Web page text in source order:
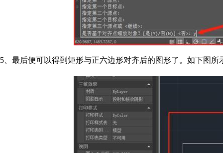
5、最后便可以得到矩形与正六边形对齐后的图形了。如下图所